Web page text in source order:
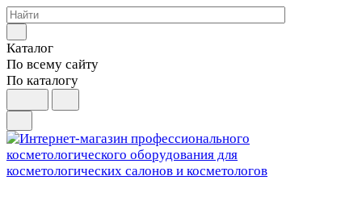
Каталог
По всему сайту
По каталогу